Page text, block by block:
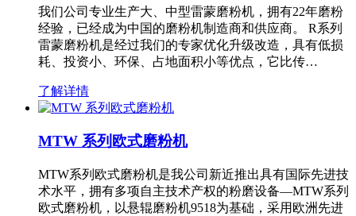
我们公司专业生产大、中型雷蒙磨粉机，拥有22年磨粉
经验，已经成为中国的磨粉机制造商和供应商。 R系列
雷蒙磨粉机是经过我们的专家优化升级改造，具有低损
耗、投资小、环保、占地面积小等优点，它比传…
了解详情
MTW 系列欧式磨粉机
MTW系列欧式磨粉机是我公司新近推出具有国际先进技
术水平，拥有多项自主技术产权的粉磨设备—MTW系列
欧式磨粉机，以悬辊磨粉机9518为基础，采用欧洲先进